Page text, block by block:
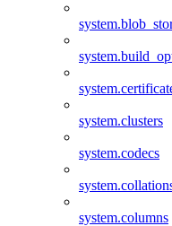
system.clusters
system.codecs
system.columns